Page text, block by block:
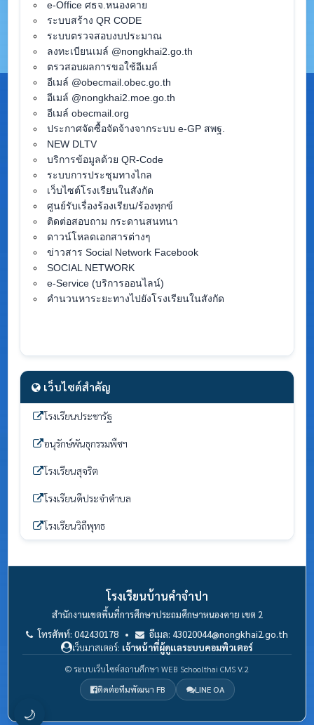
e-Office ศธจ.หนองคาย
ระบบสร้าง QR CODE
ระบบตรวจสอบงบประมาณ
ลงทะเบียนเมล์ @nongkhai2.go.th
ตรวสอบผลการขอใช้อีเมล์
อีเมล์ @obecmail.obec.go.th
อีเมล์ @nongkhai2.moe.go.th
อีเมล์ obecmail.org
ประกาศจัดซื้อจัดจ้างจากระบบ e-GP สพฐ.
NEW DLTV
บริการข้อมูลด้วย QR-Code
ระบบการประชุมทางไกล
เว็บไซต์โรงเรียนในสังกัด
ศูนย์รับเรื่องร้องเรียน/ร้องทุกข์
ติดต่อสอบถาม กระดานสนทนา
ดาวน์โหลดเอกสารต่างๆ
ข่าวสาร Social Network Facebook
SOCIAL NETWORK
e-Service (บริการออนไลน์)
คำนวนหาระยะทางไปยังโรงเรียนในสังกัด
เว็บไซต์สำคัญ
โรงเรียนประชารัฐ
อนุรักษ์พันธุกรรมพืชฯ
โรงเรียนสุจริต
โรงเรียนดีประจำตำบล
โรงเรียนวิถีพุทธ
โรงเรียนบ้านคำจำปา
สำนักงานเขตพื้นที่การศึกษาประถมศึกษาหนองคาย เขต 2
โทรศัพท์: 042430178 •
อีเมล: 43020044@nongkhai2.go.th
เว็บมาสเตอร์: เจ้าหน้าที่ผู้ดูแลระบบคอมพิวเตอร์
© ระบบเว็บไซต์สถานศึกษา WEB Schoolthai CMS V.2
ติดต่อทีมพัฒนา FB
LINE OA
🌙